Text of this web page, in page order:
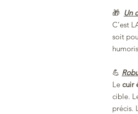
🎁 Un
C’est
soit
💪
Le cuir
cible.
précis.